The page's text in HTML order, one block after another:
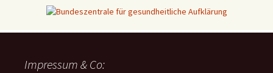
Impressum & Co: